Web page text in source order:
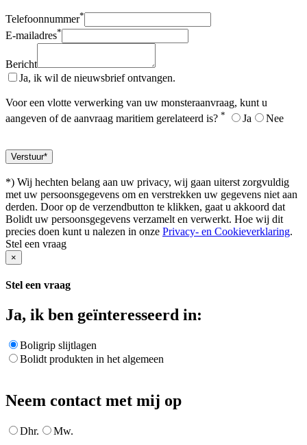
Telefoonnummer*
E-mailadres*
Bericht
Ja, ik wil de nieuwsbrief ontvangen.
Voor een vlotte verwerking van uw monsteraanvraag, kunt u
aangeven of de aanvraag maritiem gerelateerd is? * Ja Nee
*) Wij hechten belang aan uw privacy, wij gaan uiterst zorgvuldig
met uw persoonsgegevens om en verstrekken uw gegevens niet aan
derden. Door op de verzendbutton te klikken, gaat u akkoord dat
Bolidt uw persoonsgegevens verzamelt en verwerkt. Hoe wij dit
precies doen kunt u nalezen in onze Privacy- en Cookieverklaring.
Stel een vraag
×
Stel een vraag
Ja, ik ben geïnteresseerd in:
Boligrip slijtlagen
Bolidt produkten in het algemeen
Neem contact met mij op
Dhr. Mw.